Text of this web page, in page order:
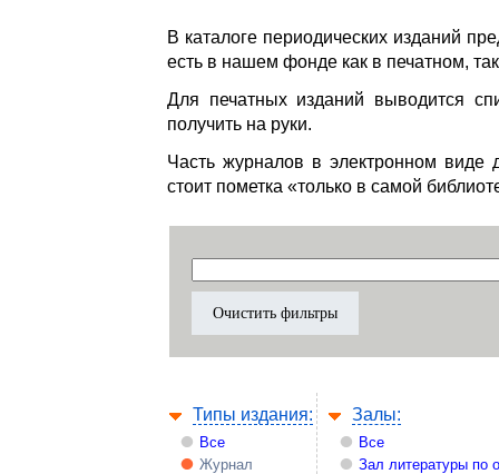
В каталоге периодических изданий
есть в нашем фонде как в печатном,
Для печатных изданий выводится
получить на руки.
Часть журналов в электронном виде
стоит пометка «только в самой
Типы издания:
Все
Журнал
Залы:
Все
Зал литературы по